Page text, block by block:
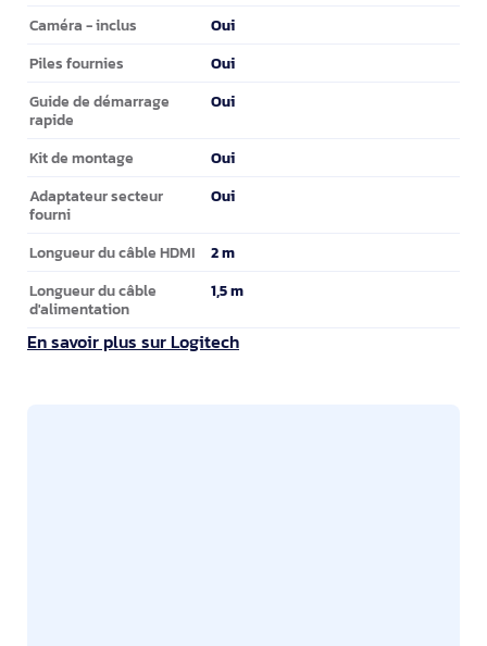
Caméra - inclus Oui
Piles fournies Oui
Guide de démarrage
rapide
Oui
Kit de montage Oui
Adaptateur secteur
fourni
Oui
Longueur du câble HDMI 2 m
Longueur du câble
d'alimentation
1,5 m
En savoir plus sur Logitech